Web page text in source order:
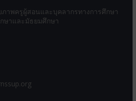
าพครูผู้สอนและบุคลากรทางการศึกษา
ษาและมัธยมศึกษา